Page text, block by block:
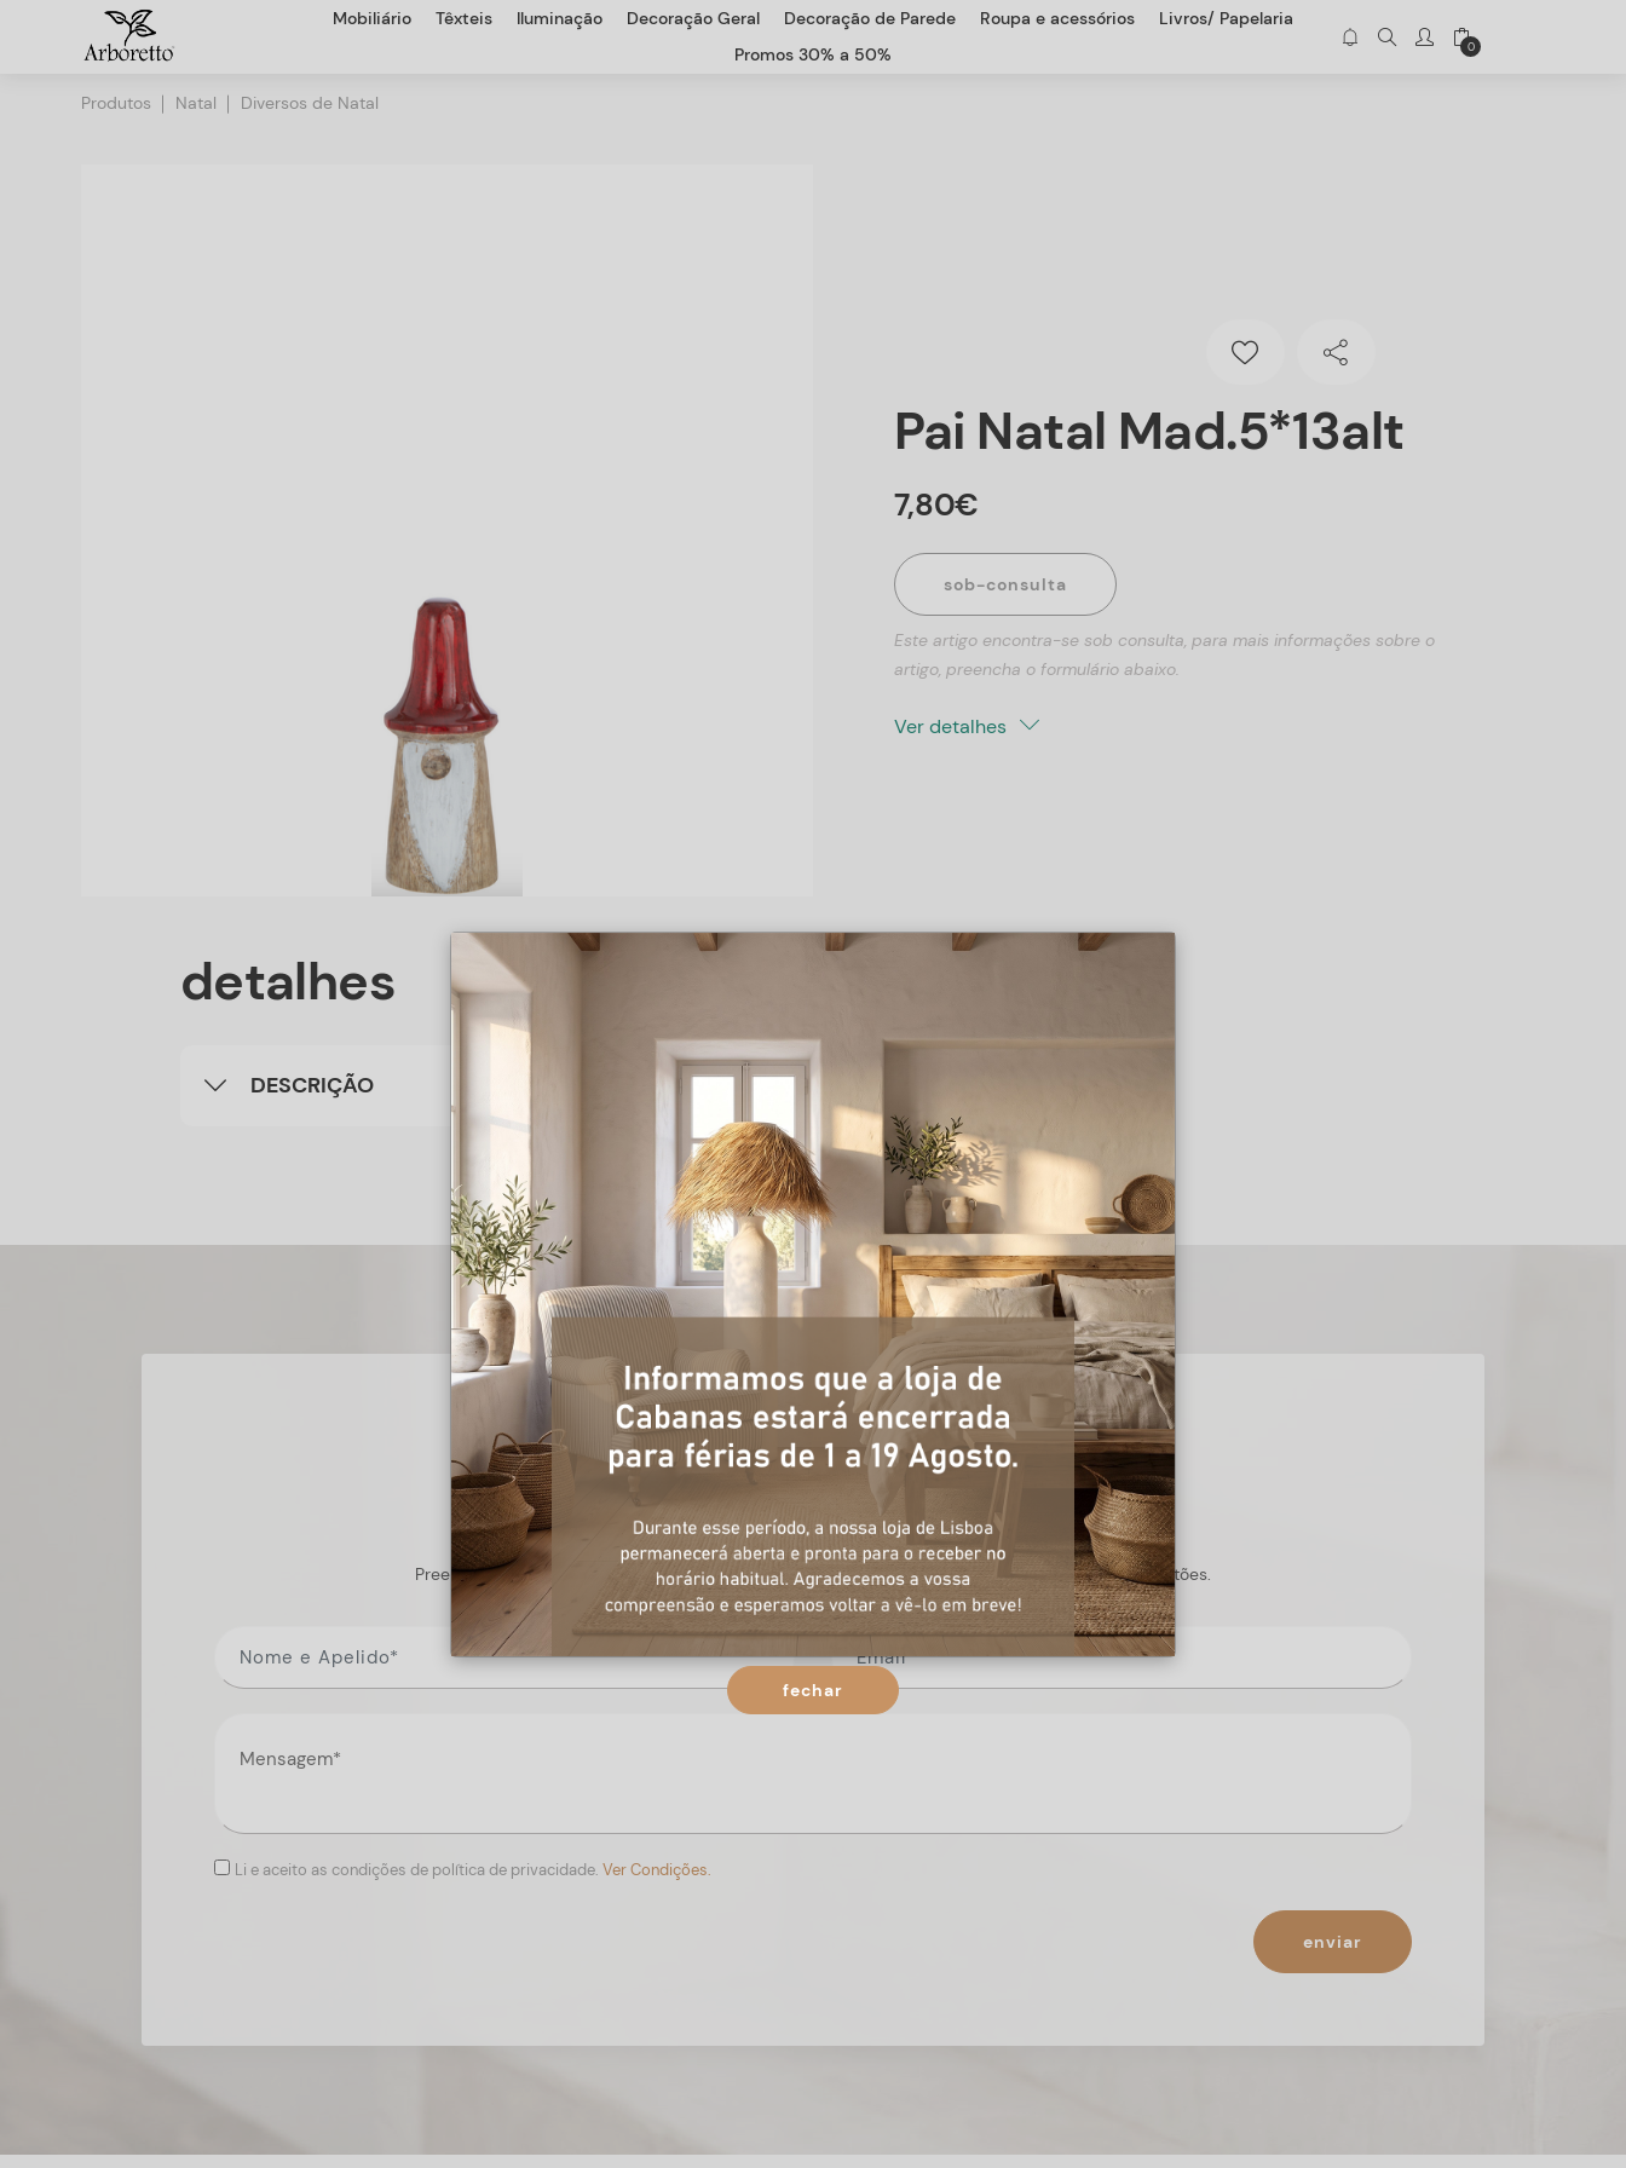
Mobiliário Têxteis Iluminação Decoração Geral Decoração de Parede Roupa e acessórios
Livros/ Papelaria
Promos 30% a 50%
0
Produtos Natal Diversos de Natal
Pai Natal Mad.5*13alt
7,80€
sob-consulta
Este artigo encontra-se sob consulta, para mais informações sobre o
artigo, preencha o formulário abaixo.
Ver detalhes
detalhes
DESCRIÇÃO
+ informações
Preencha o formulário, e num curto espaço de tempo, temos respostas para todas as suas questões.
Li e aceito as condições de política de privacidade. Ver Condições.
enviar
fechar